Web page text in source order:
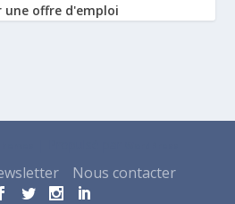
une offre d'emploi
Nous contacter